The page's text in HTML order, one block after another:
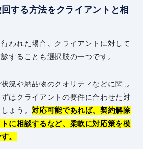
する方法をクライアントと相
われた場合、クライアントに対して
することも選択肢の一つです。
況や納品物のクオリティなどに関し
はクライアントの要件に合わせた対
ょう。対応可能であれば、契約解除
に相談するなど、柔軟に対応策を模
。